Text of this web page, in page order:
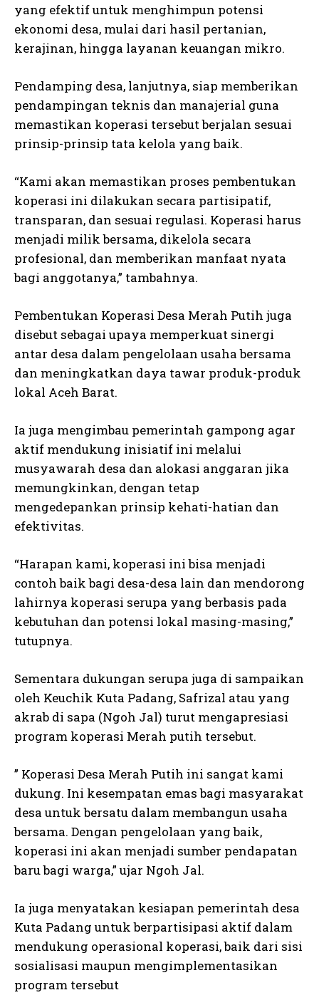
yang efektif untuk menghimpun potensi
ekonomi desa, mulai dari hasil pertanian,
kerajinan, hingga layanan keuangan mikro.
Pendamping desa, lanjutnya, siap memberikan
pendampingan teknis dan manajerial guna
memastikan koperasi tersebut berjalan sesuai
prinsip-prinsip tata kelola yang baik.
“Kami akan memastikan proses pembentukan
koperasi ini dilakukan secara partisipatif,
transparan, dan sesuai regulasi. Koperasi harus
menjadi milik bersama, dikelola secara
profesional, dan memberikan manfaat nyata
bagi anggotanya,” tambahnya.
Pembentukan Koperasi Desa Merah Putih juga
disebut sebagai upaya memperkuat sinergi
antar desa dalam pengelolaan usaha bersama
dan meningkatkan daya tawar produk-produk
lokal Aceh Barat.
Ia juga mengimbau pemerintah gampong agar
aktif mendukung inisiatif ini melalui
musyawarah desa dan alokasi anggaran jika
memungkinkan, dengan tetap
mengedepankan prinsip kehati-hatian dan
efektivitas.
“Harapan kami, koperasi ini bisa menjadi
contoh baik bagi desa-desa lain dan mendorong
lahirnya koperasi serupa yang berbasis pada
kebutuhan dan potensi lokal masing-masing,”
tutupnya.
Sementara dukungan serupa juga di sampaikan
oleh Keuchik Kuta Padang, Safrizal atau yang
akrab di sapa (Ngoh Jal) turut mengapresiasi
program koperasi Merah putih tersebut.
” Koperasi Desa Merah Putih ini sangat kami
dukung. Ini kesempatan emas bagi masyarakat
desa untuk bersatu dalam membangun usaha
bersama. Dengan pengelolaan yang baik,
koperasi ini akan menjadi sumber pendapatan
baru bagi warga,” ujar Ngoh Jal.
Ia juga menyatakan kesiapan pemerintah desa
Kuta Padang untuk berpartisipasi aktif dalam
mendukung operasional koperasi, baik dari sisi
sosialisasi maupun mengimplementasikan
program tersebut